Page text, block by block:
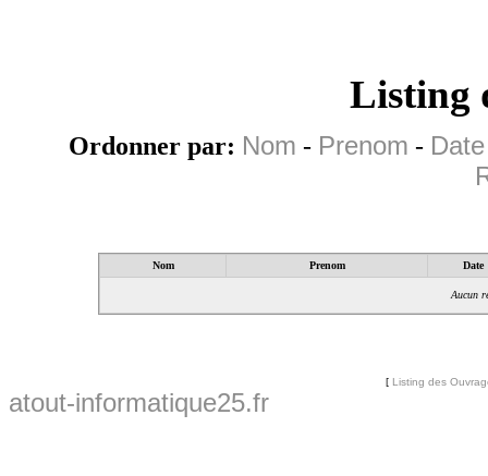
Listing
Ordonner par: Nom - Prenom -
Nom Prenom Date
Aucun
[ Listing des
atout-informatique25.fr